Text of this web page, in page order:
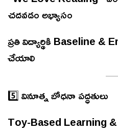
చదవడం అభ్యాసం
ప్రతి విద్యార్థికి Baseline &
చేయాలి
5️⃣ వినూత్న బోధనా పద్ధతులు
Toy-Based Learning